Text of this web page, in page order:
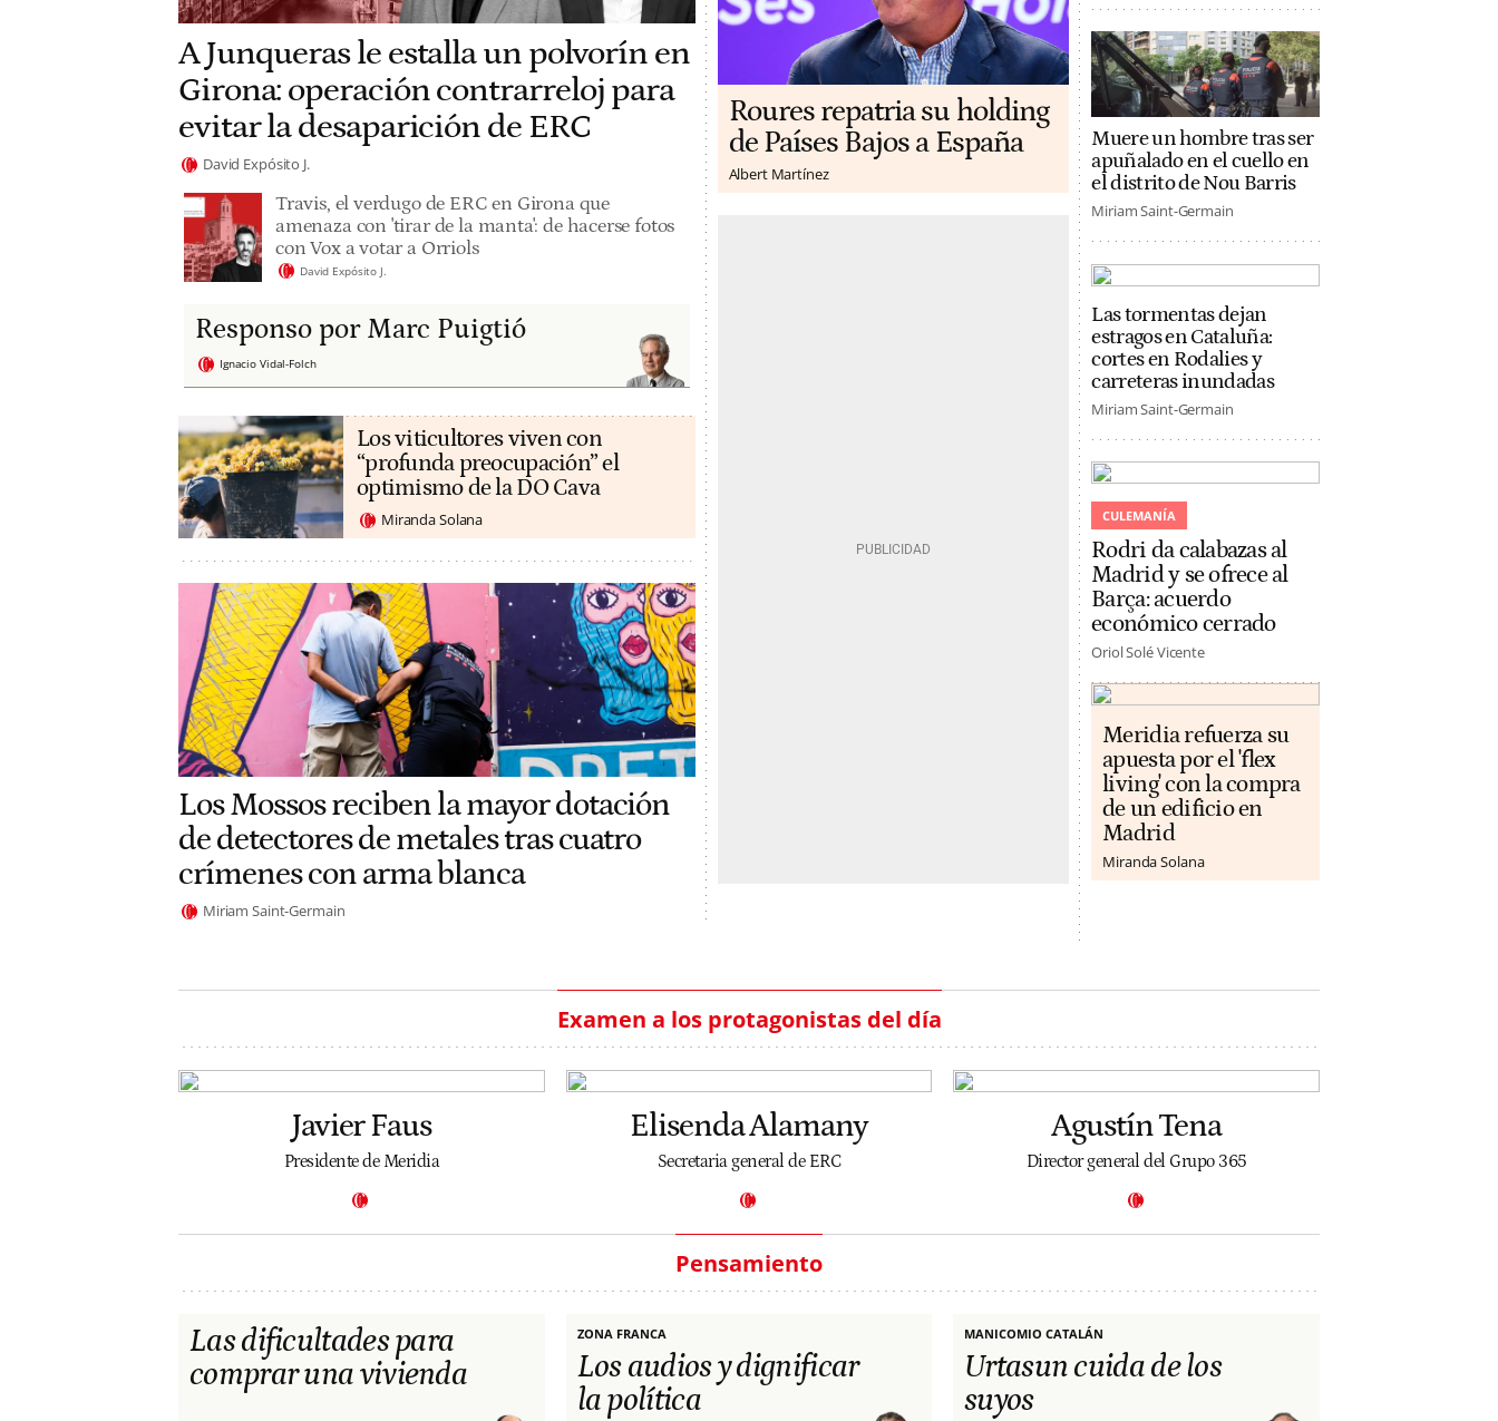
A Junqueras le estalla un polvorín en
Girona: operación contrarreloj para
evitar la desaparición de ERC
David Expósito J.
Travis, el verdugo de ERC en Girona que
amenaza con 'tirar de la manta': de hacerse fotos
con Vox a votar a Orriols
David Expósito J.
Responso por Marc Puigtió
Ignacio Vidal-Folch
Los viticultores viven con
“profunda preocupación” el
optimismo de la DO Cava
Miranda Solana
Los Mossos reciben la mayor dotación
de detectores de metales tras cuatro
crímenes con arma blanca
Miriam Saint-Germain
Roures repatria su holding
de Países Bajos a España
Albert Martínez
Muere un hombre tras ser
apuñalado en el cuello en
el distrito de Nou Barris
Miriam Saint-Germain
Las tormentas dejan
estragos en Cataluña:
cortes en Rodalies y
carreteras inundadas
Miriam Saint-Germain
CULEMANÍA
Rodri da calabazas al
Madrid y se ofrece al
Barça: acuerdo
económico cerrado
Oriol Solé Vicente
Meridia refuerza su
apuesta por el 'flex
living' con la compra
de un edificio en
Madrid
Miranda Solana
Examen a los protagonistas del día
Javier Faus
Presidente de Meridia
Elisenda Alamany
Secretaria general de ERC
Agustín Tena
Director general del Grupo 365
Pensamiento
Las dificultades para
comprar una vivienda
ZONA FRANCA
Los audios y dignificar
la política
MANICOMIO CATALÁN
Urtasun cuida de los
suyos